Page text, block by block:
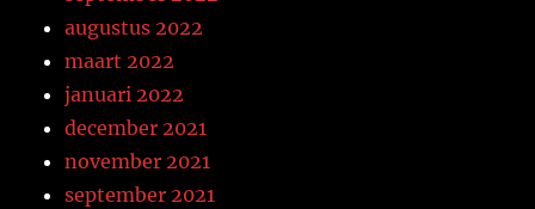
augustus 2022
maart 2022
januari 2022
december 2021
november 2021
september 2021